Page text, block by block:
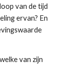
van de tijd
ervan? En
van zijn